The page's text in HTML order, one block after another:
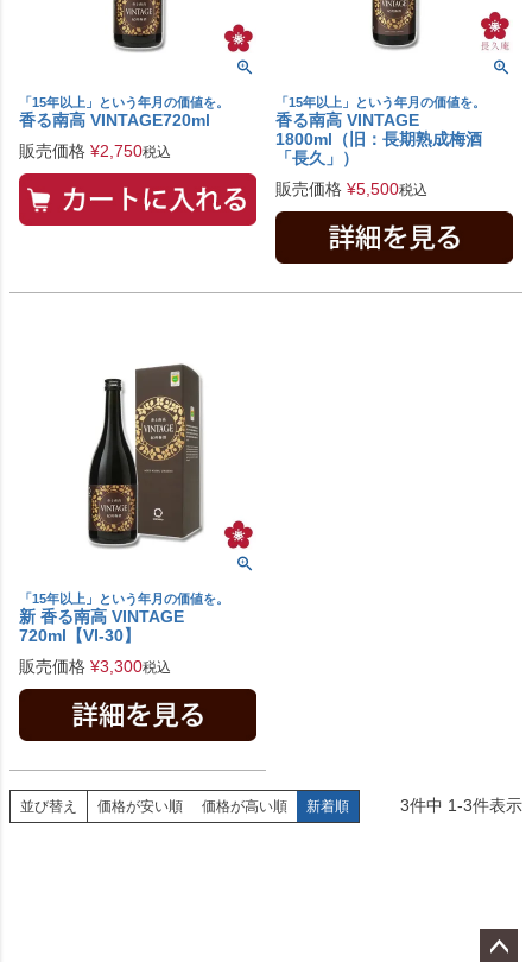
「15年以上」という年月の価値を。
香る南高 VINTAGE720ml
販売価格 ¥2,750税込
「15年以上」という年月の価値を。
香る南高 VINTAGE
1800ml（旧：長期熟成梅酒
「長久」）
販売価格 ¥5,500税込
「15年以上」という年月の価値を。
新 香る南高 VINTAGE
720ml【VI-30】
販売価格 ¥3,300税込
並び替え 価格が安い順 価格が高い順 新着順 3件中 1-3件表示